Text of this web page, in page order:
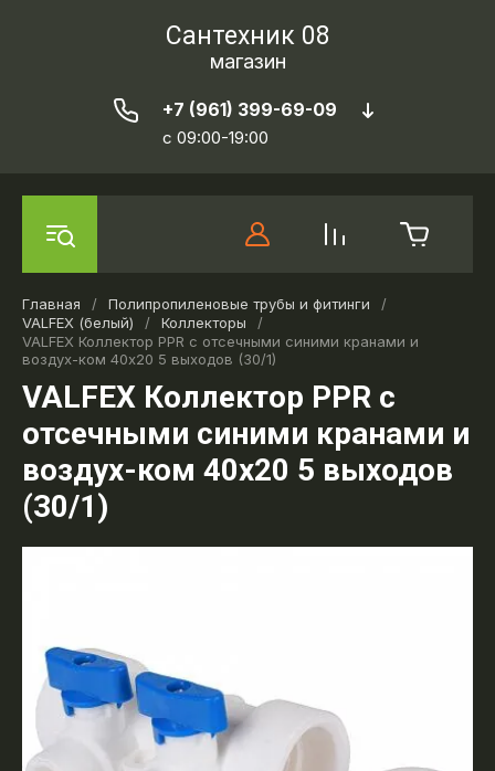
Сантехник 08
магазин
+7 (961) 399-69-09
c 09:00-19:00
Главная / Полипропиленовые трубы и фитинги
/
VALFEX (белый)
/ Коллекторы
/
VALFEX Коллектор PPR с отсечными синими кранами и
воздух-ком 40х20 5 выходов (30/1)
VALFEX Коллектор PPR с
отсечными синими кранами и
воздух-ком 40х20 5 выходов
(30/1)